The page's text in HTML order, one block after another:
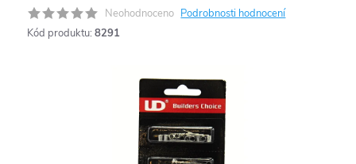
Neohodnoceno Podrobnosti hodnocení
Kód produktu: 8291